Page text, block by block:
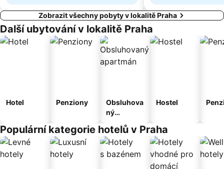
Zobrazit všechny pobyty v lokalitě Praha
Další ubytování v lokalitě Praha
Hotel Penziony
Obsluhova
ný
Hostel
Populární kategorie hotelů v Praha